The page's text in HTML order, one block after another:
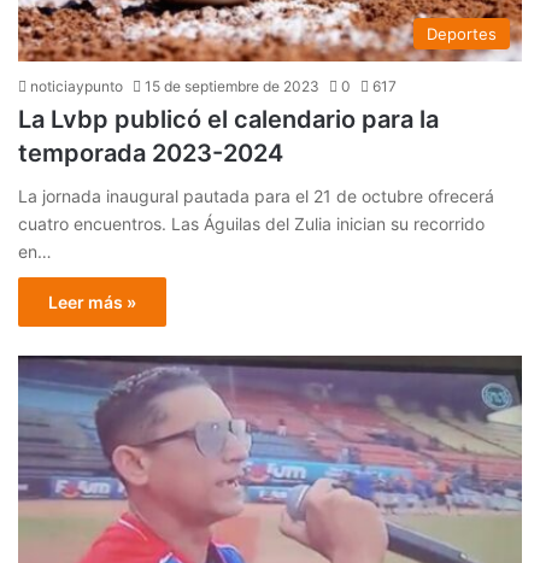
Deportes
noticiaypunto 15 de septiembre de 2023 0 617
La Lvbp publicó el calendario para la
temporada 2023-2024
La jornada inaugural pautada para el 21 de octubre ofrecerá
cuatro encuentros. Las Águilas del Zulia inician su recorrido
en…
Leer más »